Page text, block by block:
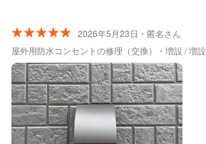
2026年5月23日・匿名さん
屋外用防水コンセントの修理（交換）・増設 / 増設